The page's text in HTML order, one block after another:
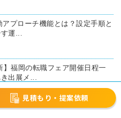
プローチ機能とは？設定手順と
運...
】福岡の転職フェア開催日程一
出展メ...
見積もり・提案依頼